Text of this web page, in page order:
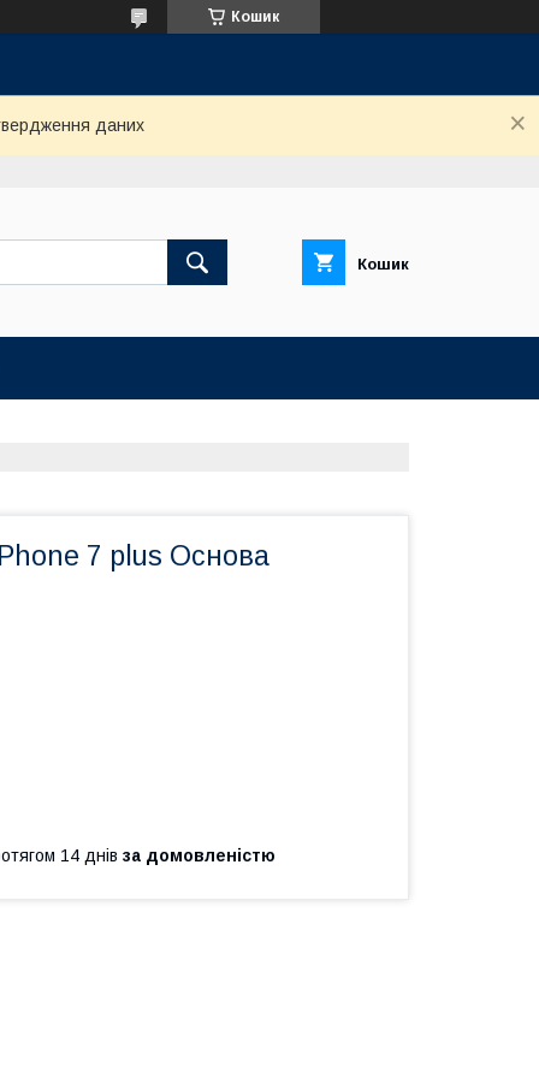
Кошик
даних
Кошик
7 plus Основа
14 днів за домовленістю